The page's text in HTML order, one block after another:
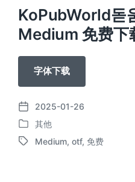
KoPubWorld돋
Medium 免费下
字体下载
发
布
日
2025-01-26
发
布
其他
标
Medium, otf, 免费